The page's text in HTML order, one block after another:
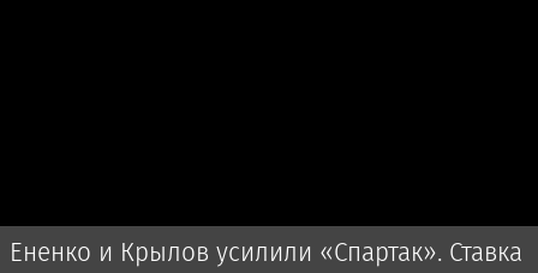
Ененко и Крылов усилили «Спартак». Ставка